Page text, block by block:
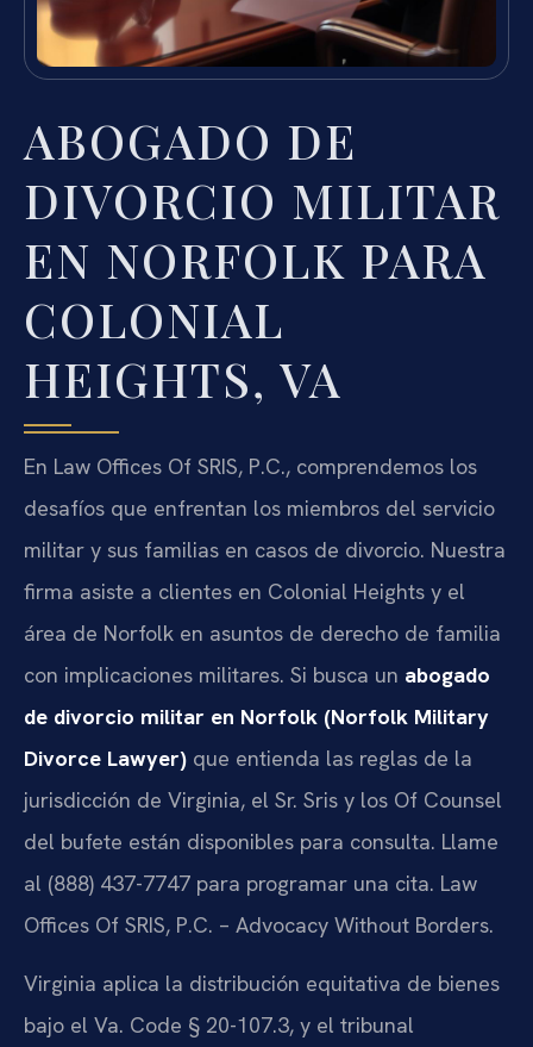
ABOGADO DE
DIVORCIO MILITAR
EN NORFOLK PARA
COLONIAL
HEIGHTS, VA
En Law Offices Of SRIS, P.C., comprendemos los
desafíos que enfrentan los miembros del servicio
militar y sus familias en casos de divorcio. Nuestra
firma asiste a clientes en Colonial Heights y el
área de Norfolk en asuntos de derecho de familia
con implicaciones militares. Si busca un abogado
de divorcio militar en Norfolk (Norfolk Military
Divorce Lawyer) que entienda las reglas de la
jurisdicción de Virginia, el Sr. Sris y los Of Counsel
del bufete están disponibles para consulta. Llame
al (888) 437-7747 para programar una cita. Law
Offices Of SRIS, P.C. – Advocacy Without Borders.
Virginia aplica la distribución equitativa de bienes
bajo el Va. Code § 20-107.3, y el tribunal